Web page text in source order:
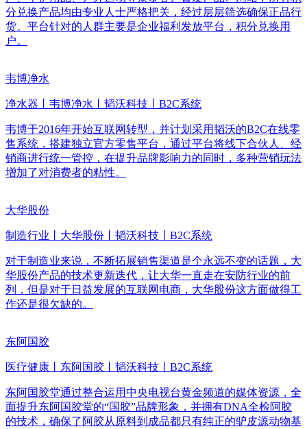
分兑换产品均由专业人士严格把关，经过层层筛选确保正品行
货。平台针对的人群主要是企业福利发放平台，积分兑换用
户。
韦博净水
净水器丨韦博净水丨韬沃科技丨B2C系统
韦博于2016年开始互联网转型，并计划采用韬沃的B2C在线零
售系统，搭建独立官方零售平台，通过平台将线下合伙人、经
销商进行统一管控，在提升品牌影响力的同时，多种营销玩法
增加了对消费者的粘性。
大华股份
制造行业丨大华股份丨韬沃科技丨B2C系统
对于制造业来说，不断拓展销售渠道是个永远不变的话题，大
华股份产品的技术更新迭代，让大华一直走在安防行业的前
列，但是对于日益发展的互联网电商，大华股份这方面做得工
作还是很欠缺的。
东阿国胶
医疗健康丨东阿国胶丨韬沃科技丨B2C系统
东阿国胶堂通过整合运用中央电视台黄金频道的媒体资源，全
面提升东阿国胶堂的“国胶”品牌形象，并拥有DNA全检阿胶
的技术，确保了阿胶从原料到成品都只有纯正的驴皮源动物基